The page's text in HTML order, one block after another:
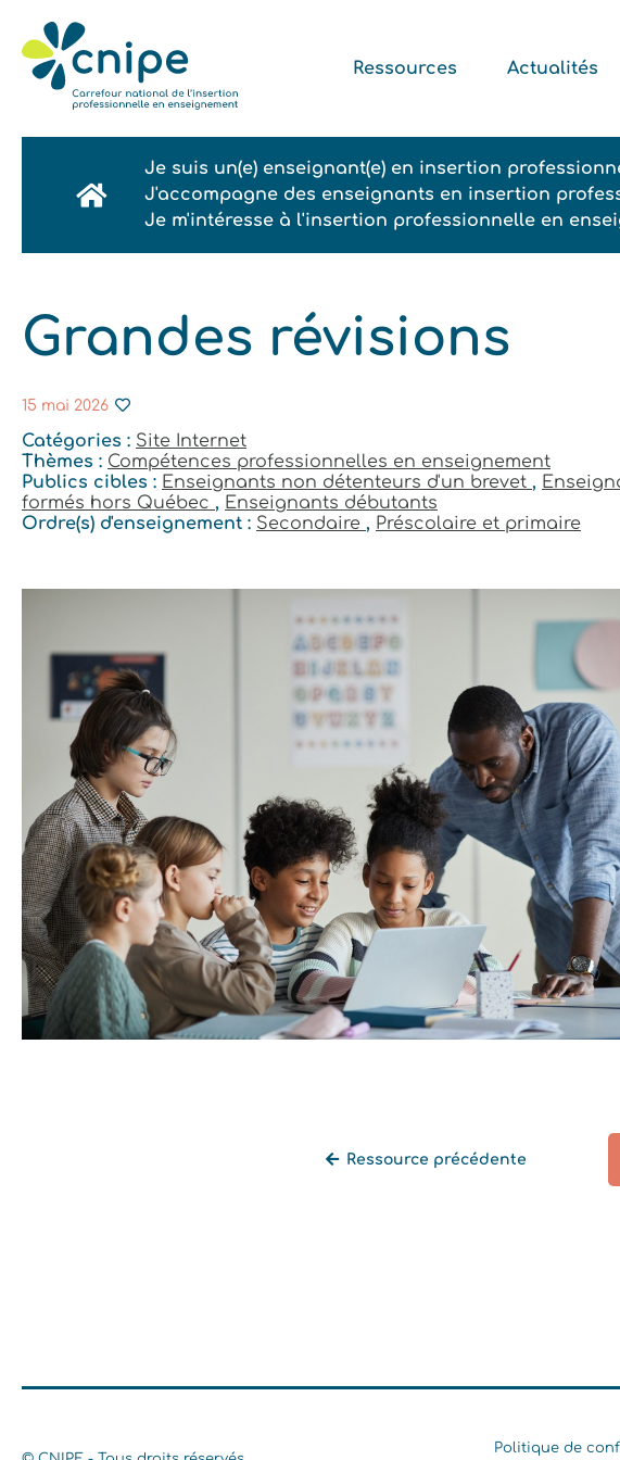
Ressources Actualités
Je suis un(e) enseignant(e) en insertion
J'accompagne des enseignants en insertion
Je m'intéresse à l'insertion professionnelle en
Grandes révisions
15 mai 2026
Catégories : Site Internet
Thèmes : Compétences professionnelles en enseignement
Publics cibles : Enseignants non détenteurs d'un brevet ,
formés hors Québec , Enseignants débutants
Ordre(s) d'enseignement : Secondaire , Préscolaire et primaire
Ressource précédente
Politique de